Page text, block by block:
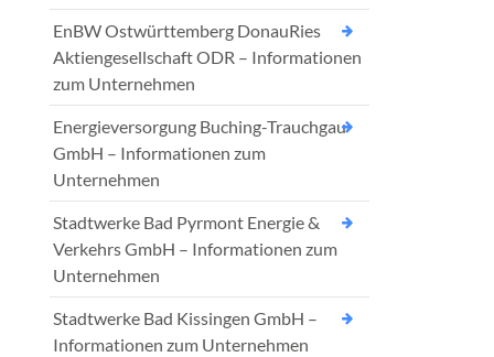
EnBW Ostwürttemberg DonauRies
Aktiengesellschaft ODR – Informationen
zum Unternehmen
Energieversorgung Buching-Trauchgau
GmbH – Informationen zum
Unternehmen
Stadtwerke Bad Pyrmont Energie &
Verkehrs GmbH – Informationen zum
Unternehmen
Stadtwerke Bad Kissingen GmbH –
Informationen zum Unternehmen